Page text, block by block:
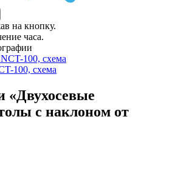
на кнопку.
часа.
100, схема
«Двухосевые
с наклоном от